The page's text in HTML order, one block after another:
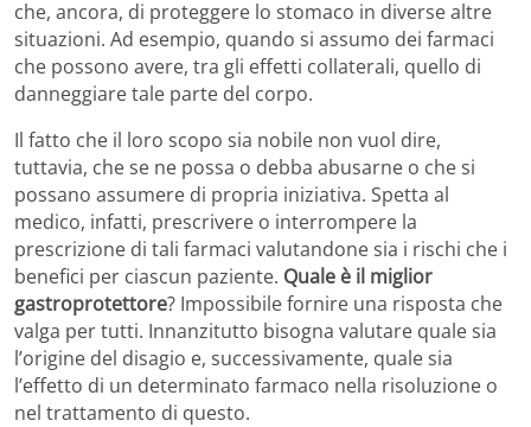
che, ancora, di proteggere lo stomaco in diverse altre
situazioni. Ad esempio, quando si assumo dei farmaci
che possono avere, tra gli effetti collaterali, quello di
danneggiare tale parte del corpo.
Il fatto che il loro scopo sia nobile non vuol dire,
tuttavia, che se ne possa o debba abusarne o che si
possano assumere di propria iniziativa. Spetta al
medico, infatti, prescrivere o interrompere la
prescrizione di tali farmaci valutandone sia i rischi che i
benefici per ciascun paziente. Quale è il miglior
gastroprotettore? Impossibile fornire una risposta che
valga per tutti. Innanzitutto bisogna valutare quale sia
l’origine del disagio e, successivamente, quale sia
l’effetto di un determinato farmaco nella risoluzione o
nel trattamento di questo.